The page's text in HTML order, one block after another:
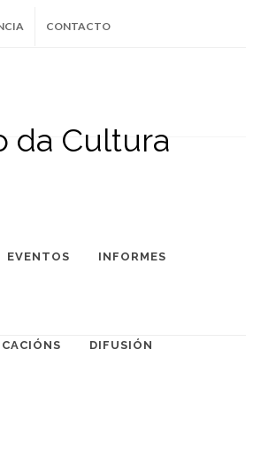
CONTACTO
FacebookTwitter Soundcloud
Youtube
EVENTOS INFORMES
DIFUSIÓN